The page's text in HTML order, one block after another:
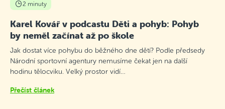
2 minuty
Karel Kovář v podcastu Děti a pohyb: Pohyb
by neměl začínat až po škole
Jak dostat více pohybu do běžného dne dětí? Podle předsedy
Národní sportovní agentury nemusíme čekat jen na další
hodinu tělocviku. Velký prostor vidí…
Přečíst článek